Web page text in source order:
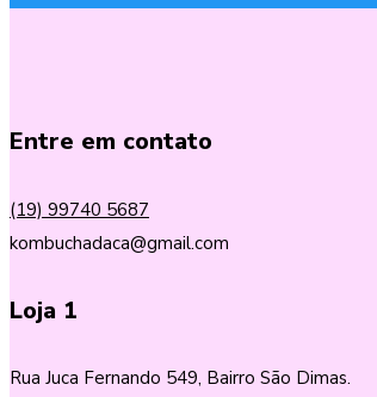
Entre em contato
(19) 99740 5687
kombuchadaca@gmail.com
Loja 1
Rua Juca Fernando 549, Bairro São Dimas.